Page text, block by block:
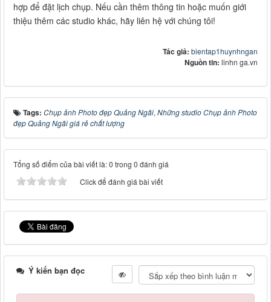
hợp để đặt lịch chụp. Nếu cần thêm thông tin hoặc muốn giới
thiệu thêm các studio khác, hãy liên hệ với chúng tôi!
Tác giả: bientap1huynhngan
Nguồn tin: linhn ga.vn
Tags: Chụp ảnh Photo đẹp Quảng Ngãi, Những studio Chụp ảnh Photo
đẹp Quảng Ngãi giá rẻ chất lượng
Tổng số điểm của bài viết là: 0 trong 0 đánh giá
Click để đánh giá bài viết
Ý kiến bạn đọc